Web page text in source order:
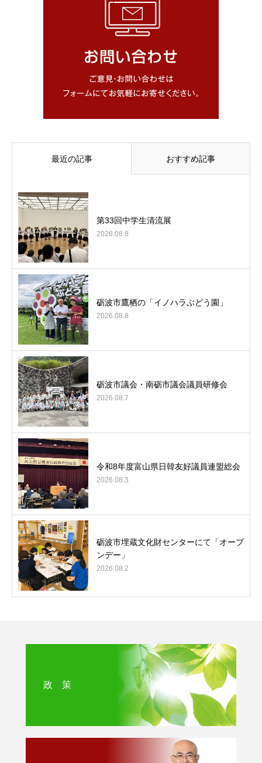
最近の記事 おすすめ記事
第33回中学生清流展
2026.08.8
砺波市鷹栖の「イノハラぶどう園」
2026.08.8
砺波市議会・南砺市議会議員研修会
2026.08.7
令和8年度富山県日韓友好議員連盟総会
2026.08.3
砺波市埋蔵文化財センターにて「オープ
ンデー」
2026.08.2
政 策